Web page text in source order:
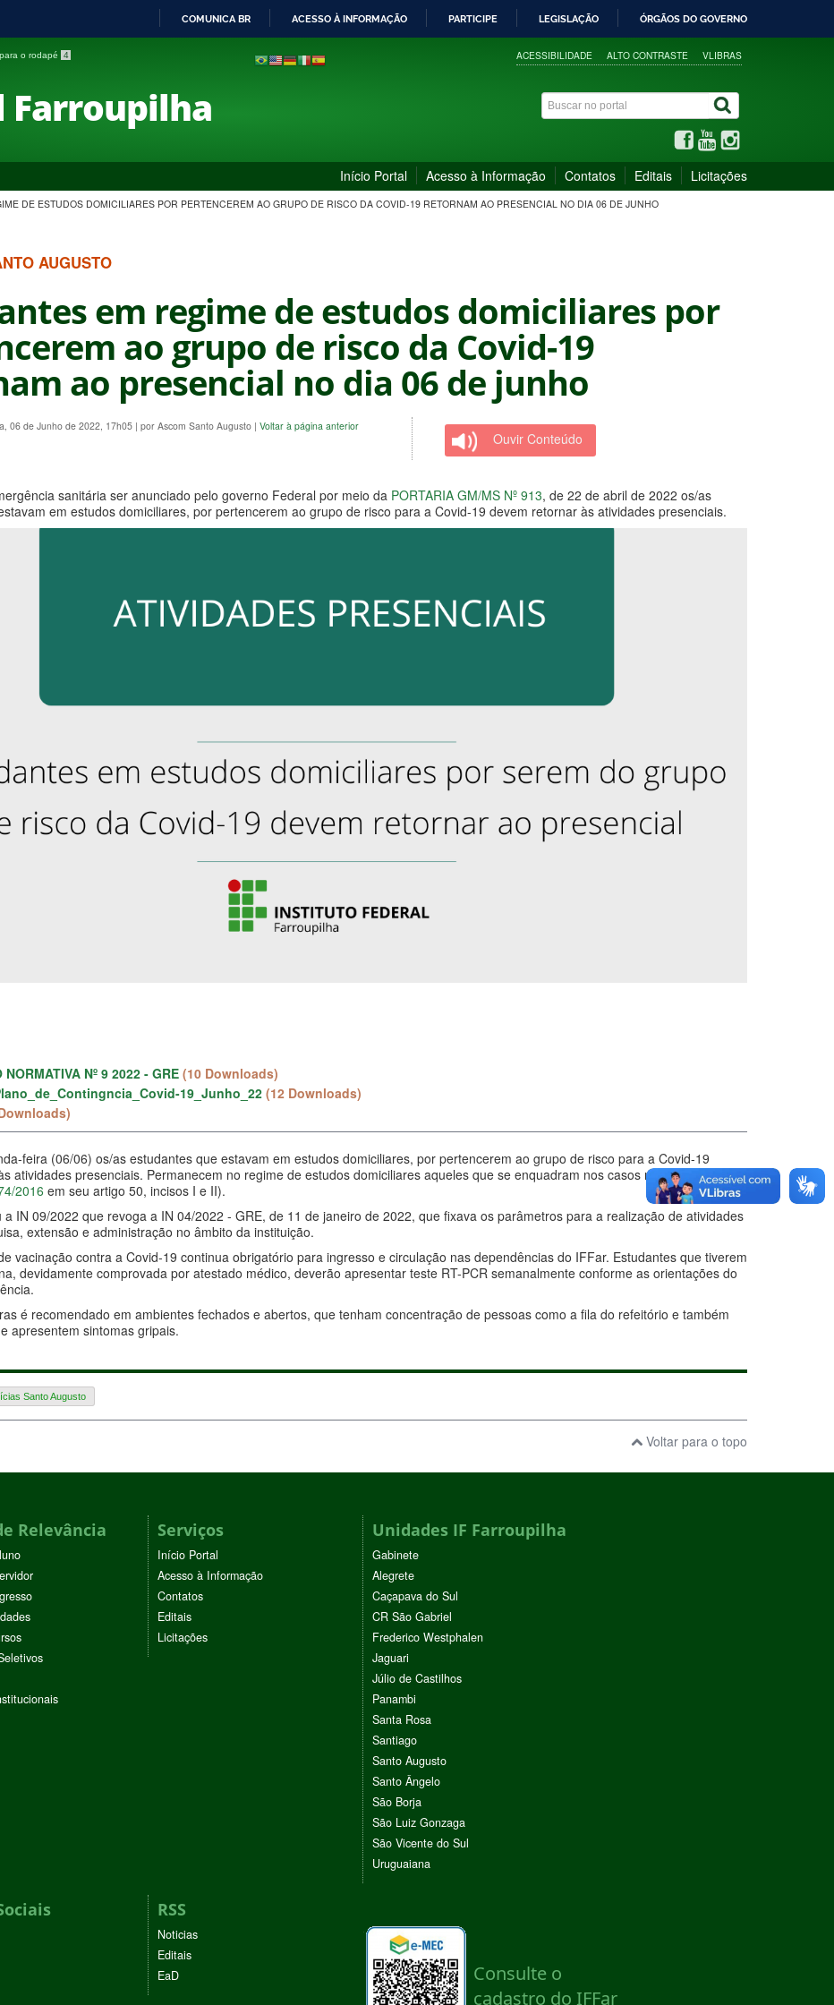
PARA
COMUNICA BR ACESSO À INFORMAÇÃO PARTICIPE LEGISLAÇÃO ÓRGÃOS DO GOVERNO
o rodapé 4 ACESSIBILIDADE ALTO CONTRASTE VLIBRAS
Início Portal Acesso à Informação Contatos Editais Licitações
DE ESTUDOS DOMICILIARES POR PERTENCEREM AO GRUPO DE RISCO DA COVID-19 RETORNAM AO PRESENCIAL NO DIA 06 DE JUNHO
AUGUSTO
em regime de estudos domiciliares por
ao grupo de risco da Covid-19
ao presencial no dia 06 de junho
06 de Junho de 2022, 17h05 | por Ascom Santo Augusto | Voltar à página anterior
Ouvir Conteúdo
sanitária ser anunciado pelo governo Federal por meio da PORTARIA GM/MS Nº 913, de 22 de abril de 2022 os/as
em estudos domiciliares, por pertencerem ao grupo de risco para a Covid-19 devem retornar às atividades presenciais.
NORMATIVA Nº 9 2022 - GRE (10 Downloads)
19_Junho_22 (12 Downloads)
feira (06/06) os/as estudantes que estavam em estudos domiciliares, por pertencerem ao grupo de risco para a Covid-19
atividades presenciais. Permanecem no regime de estudos domiciliares aqueles que se enquadram nos casos regulamentados
2016 em seu artigo 50, incisos I e II).
IN 09/2022 que revoga a IN 04/2022 - GRE, de 11 de janeiro de 2022, que fixava os parâmetros para a realização de atividades
extensão e administração no âmbito da instituição.
vacinação contra a Covid-19 continua obrigatório para ingresso e circulação nas dependências do IFFar. Estudantes que tiverem
devidamente comprovada por atestado médico, deverão apresentar teste RT-PCR semanalmente conforme as orientações do
é recomendado em ambientes fechados e abertos, que tenham concentração de pessoas como a fila do refeitório e também
apresentem sintomas gripais.
Santo Augusto
Voltar para o topo
Relevância Serviços
Início Portal
Acesso à Informação
Contatos
Editais
Licitações
Unidades IF Farroupilha
Gabinete
Alegrete
Caçapava do Sul
CR São Gabriel
Frederico Westphalen
Jaguari
Júlio de Castilhos
Panambi
Santa Rosa
Santiago
Santo Augusto
Santo Ângelo
São Borja
São Luiz Gonzaga
São Vicente do Sul
Uruguaiana
RSS
Noticias
Editais
EaD